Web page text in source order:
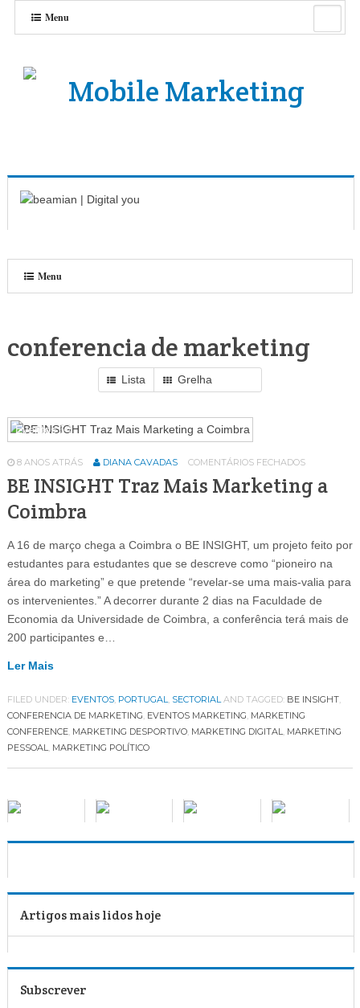
Menu
Menu
conferencia de marketing
Lista Grelha
Eventos64
8 ANOS ATRÁS DIANA CAVADAS COMENTÁRIOS FECHADOS
BE INSIGHT Traz Mais Marketing a
Coimbra
A 16 de março chega a Coimbra o BE INSIGHT, um projeto feito por
estudantes para estudantes que se descreve como “pioneiro na
área do marketing” e que pretende “revelar-se uma mais-valia para
os intervenientes.” A decorrer durante 2 dias na Faculdade de
Economia da Universidade de Coimbra, a conferência terá mais de
200 participantes e…
Ler Mais
FILED UNDER: EVENTOS, PORTUGAL, SECTORIAL AND TAGGED: BE INSIGHT,
CONFERENCIA DE MARKETING, EVENTOS MARKETING, MARKETING
CONFERENCE, MARKETING DESPORTIVO, MARKETING DIGITAL, MARKETING
PESSOAL, MARKETING POLÍTICO
Artigos mais lidos hoje
Subscrever